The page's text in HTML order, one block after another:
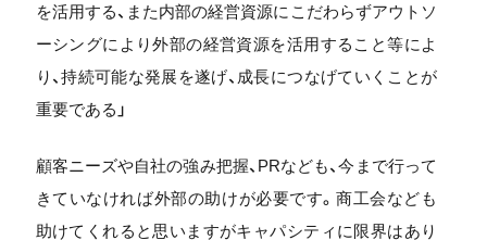
を活用する、また内部の経営資源にこだわらずアウトソ
ーシングにより外部の経営資源を活用すること等によ
り、持続可能な発展を遂げ、成長につなげていくことが
重要である」
顧客ニーズや自社の強み把握、PRなども、今まで行って
きていなければ外部の助けが必要です。商工会なども
助けてくれると思いますがキャパシティに限界はあり